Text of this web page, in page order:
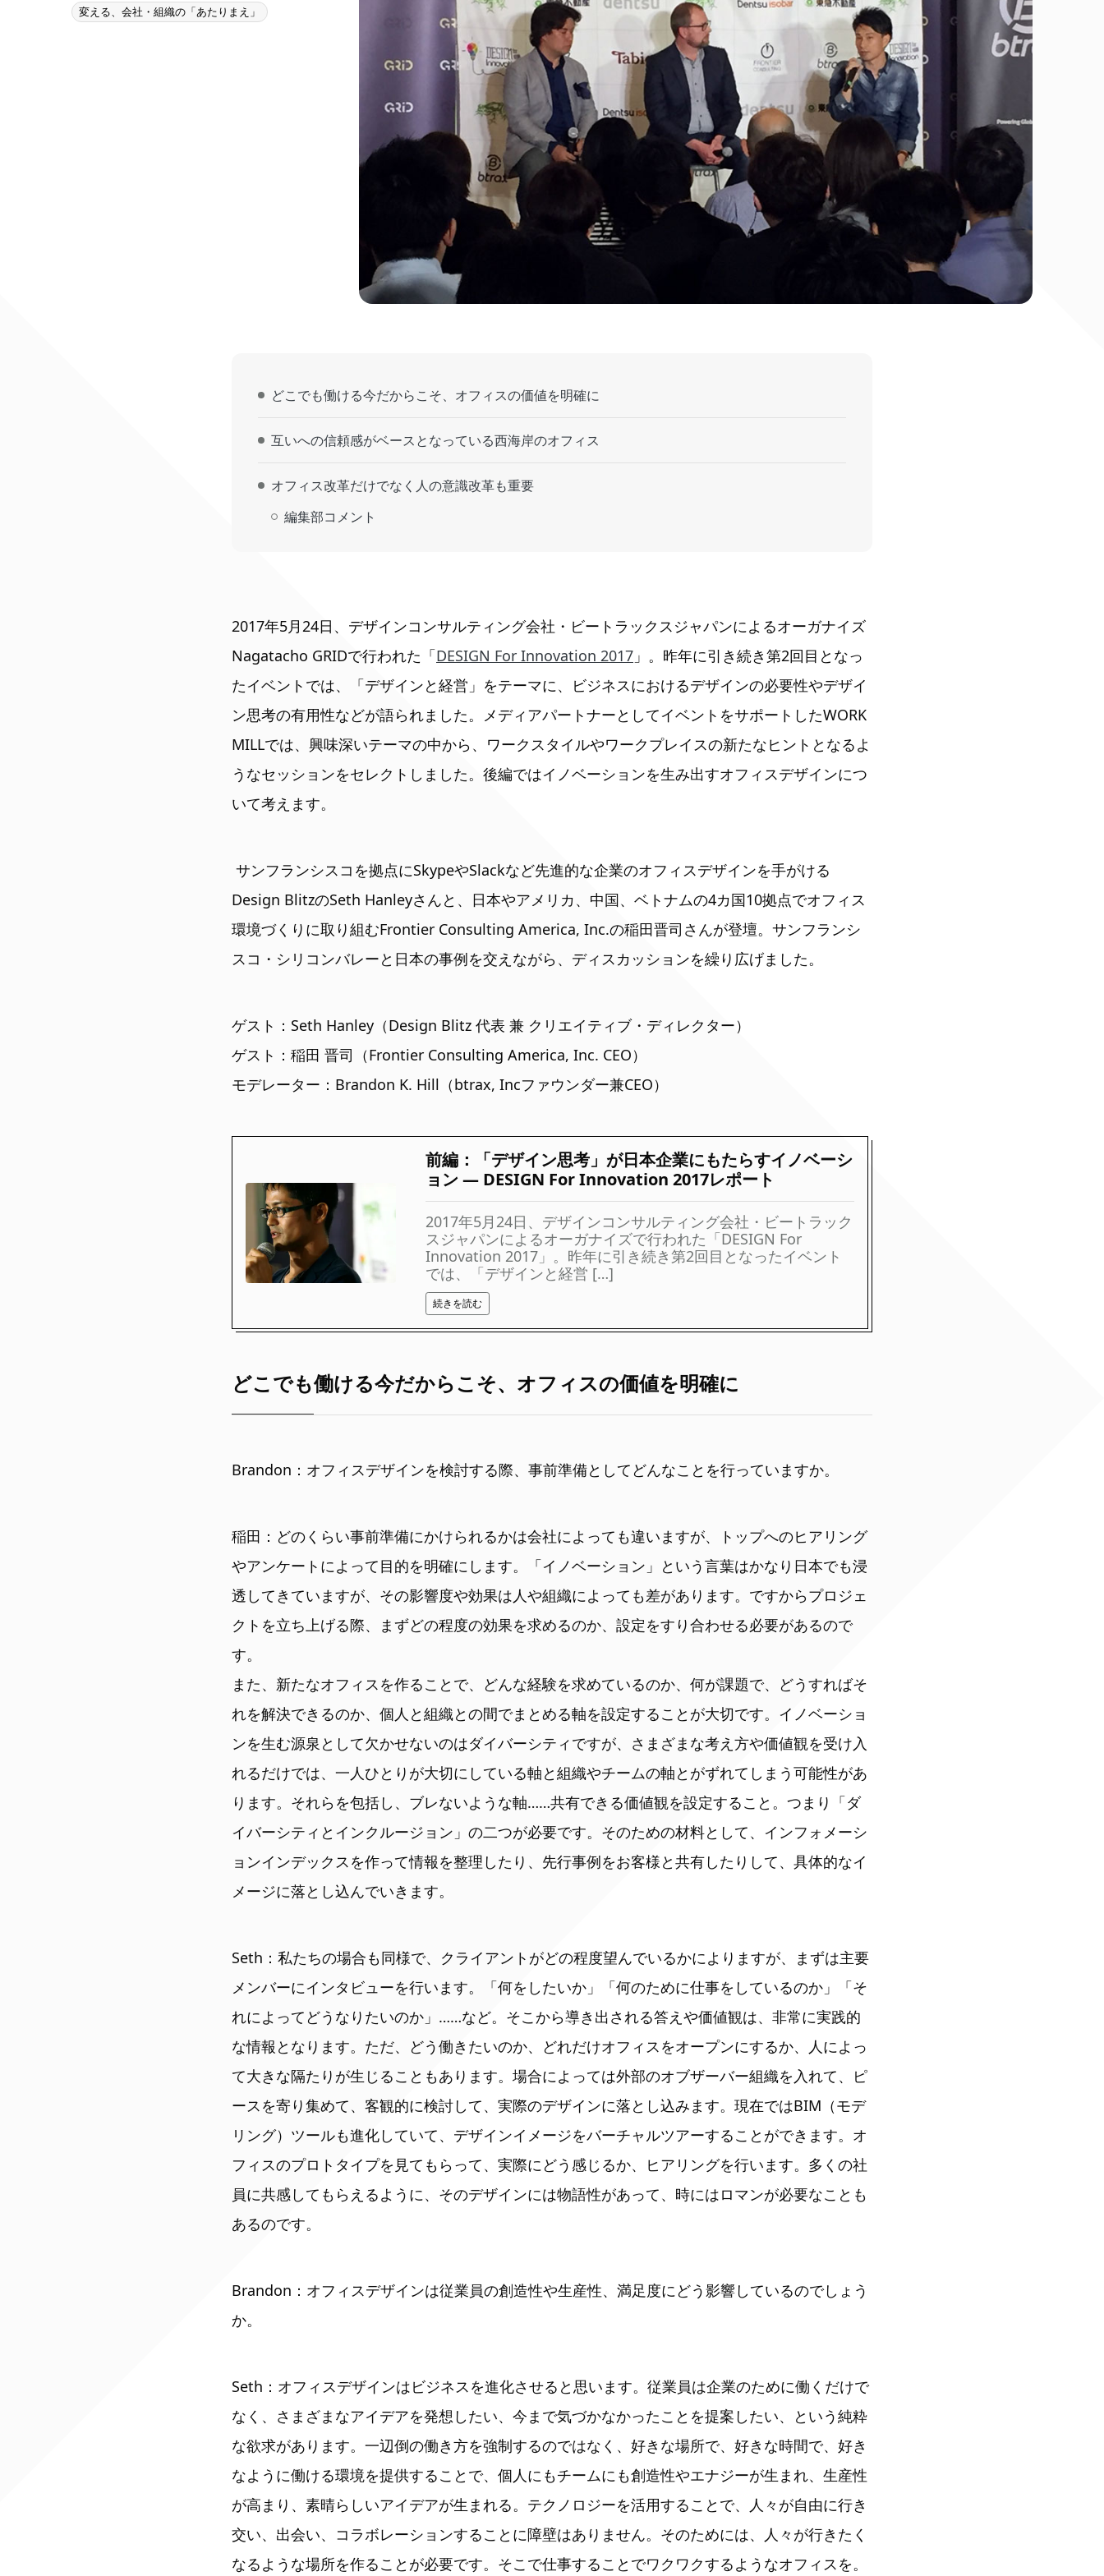
変える、会社・組織の「あたりまえ」
どこでも働ける今だからこそ、オフィスの価値を明確に
互いへの信頼感がベースとなっている西海岸のオフィス
オフィス改革だけでなく人の意識改革も重要
編集部コメント
2017年5月24日、デザインコンサルティング会社・ビートラックスジャパンによるオーガナイズ
Nagatacho GRIDで行われた「DESIGN For Innovation 2017 」。昨年に引き続き第2回目となっ
たイベントでは、「デザインと経営」をテーマに、ビジネスにおけるデザインの必要性やデザイ
ン思考の有用性などが語られました。メディアパートナーとしてイベントをサポートしたWORK
MILLでは、興味深いテーマの中から、ワークスタイルやワークプレイスの新たなヒントとなるよ
うなセッションをセレクトしました。後編ではイノベーションを生み出すオフィスデザインにつ
いて考えます。
サンフランシスコを拠点にSkypeやSlackなど先進的な企業のオフィスデザインを手がける
Design BlitzのSeth Hanleyさんと、日本やアメリカ、中国、ベトナムの4カ国10拠点でオフィス
環境づくりに取り組むFrontier Consulting America, Inc.の稲田晋司さんが登壇。サンフランシ
スコ・シリコンバレーと日本の事例を交えながら、ディスカッションを繰り広げました。
ゲスト：Seth Hanley（Design Blitz 代表 兼 クリエイティブ・ディレクター）
ゲスト：稲田 晋司（Frontier Consulting America, Inc. CEO）
モデレーター：Brandon K. Hill（btrax, Incファウンダー兼CEO）
前編：「デザイン思考」が日本企業にもたらすイノベーシ
ョン ― DESIGN For Innovation 2017レポート
2017年5月24日、デザインコンサルティング会社・ビートラック
スジャパンによるオーガナイズで行われた「DESIGN For
Innovation 2017」。昨年に引き続き第2回目となったイベント
では、「デザインと経営 […]
続きを読む
どこでも働ける今だからこそ、オフィスの価値を明確に
Brandon：オフィスデザインを検討する際、事前準備としてどんなことを行っていますか。
稲田：どのくらい事前準備にかけられるかは会社によっても違いますが、トップへのヒアリング
やアンケートによって目的を明確にします。「イノベーション」という言葉はかなり日本でも浸
透してきていますが、その影響度や効果は人や組織によっても差があります。ですからプロジェ
クトを立ち上げる際、まずどの程度の効果を求めるのか、設定をすり合わせる必要があるので
す。
また、新たなオフィスを作ることで、どんな経験を求めているのか、何が課題で、どうすればそ
れを解決できるのか、個人と組織との間でまとめる軸を設定することが大切です。イノベーショ
ンを生む源泉として欠かせないのはダイバーシティですが、さまざまな考え方や価値観を受け入
れるだけでは、一人ひとりが大切にしている軸と組織やチームの軸とがずれてしまう可能性があ
ります。それらを包括し、ブレないような軸……共有できる価値観を設定すること。つまり「ダ
イバーシティとインクルージョン」の二つが必要です。そのための材料として、インフォメーシ
ョンインデックスを作って情報を整理したり、先行事例をお客様と共有したりして、具体的なイ
メージに落とし込んでいきます。
Seth：私たちの場合も同様で、クライアントがどの程度望んでいるかによりますが、まずは主要
メンバーにインタビューを行います。「何をしたいか」「何のために仕事をしているのか」「そ
れによってどうなりたいのか」……など。そこから導き出される答えや価値観は、非常に実践的
な情報となります。ただ、どう働きたいのか、どれだけオフィスをオープンにするか、人によっ
て大きな隔たりが生じることもあります。場合によっては外部のオブザーバー組織を入れて、ピ
ースを寄り集めて、客観的に検討して、実際のデザインに落とし込みます。現在ではBIM（モデ
リング）ツールも進化していて、デザインイメージをバーチャルツアーすることができます。オ
フィスのプロトタイプを見てもらって、実際にどう感じるか、ヒアリングを行います。多くの社
員に共感してもらえるように、そのデザインには物語性があって、時にはロマンが必要なことも
あるのです。
Brandon：オフィスデザインは従業員の創造性や生産性、満足度にどう影響しているのでしょう
か。
Seth：オフィスデザインはビジネスを進化させると思います。従業員は企業のために働くだけで
なく、さまざまなアイデアを発想したい、今まで気づかなかったことを提案したい、という純粋
な欲求があります。一辺倒の働き方を強制するのではなく、好きな場所で、好きな時間で、好き
なように働ける環境を提供することで、個人にもチームにも創造性やエナジーが生まれ、生産性
が高まり、素晴らしいアイデアが生まれる。テクノロジーを活用することで、人々が自由に行き
交い、出会い、コラボレーションすることに障壁はありません。そのためには、人々が行きたく
なるような場所を作ることが必要です。そこで仕事することでワクワクするようなオフィスを。